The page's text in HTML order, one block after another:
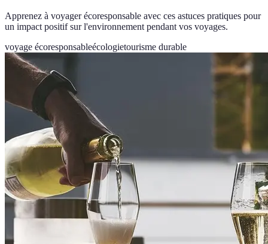
Apprenez à voyager écoresponsable avec ces astuces pratiques pour
un impact positif sur l'environnement pendant vos voyages.
voyage écoresponsableécologietourisme durable